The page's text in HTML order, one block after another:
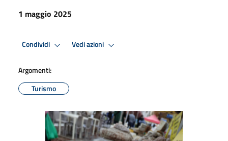
1 maggio 2025
Condividi Vedi azioni
Argomenti:
Turismo